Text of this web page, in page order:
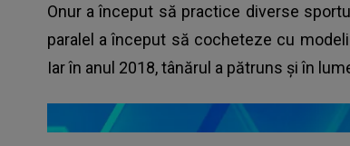
Onur a început să practice diverse
paralel a început să cocheteze cu
Iar în anul 2018, tânărul a pătruns și în